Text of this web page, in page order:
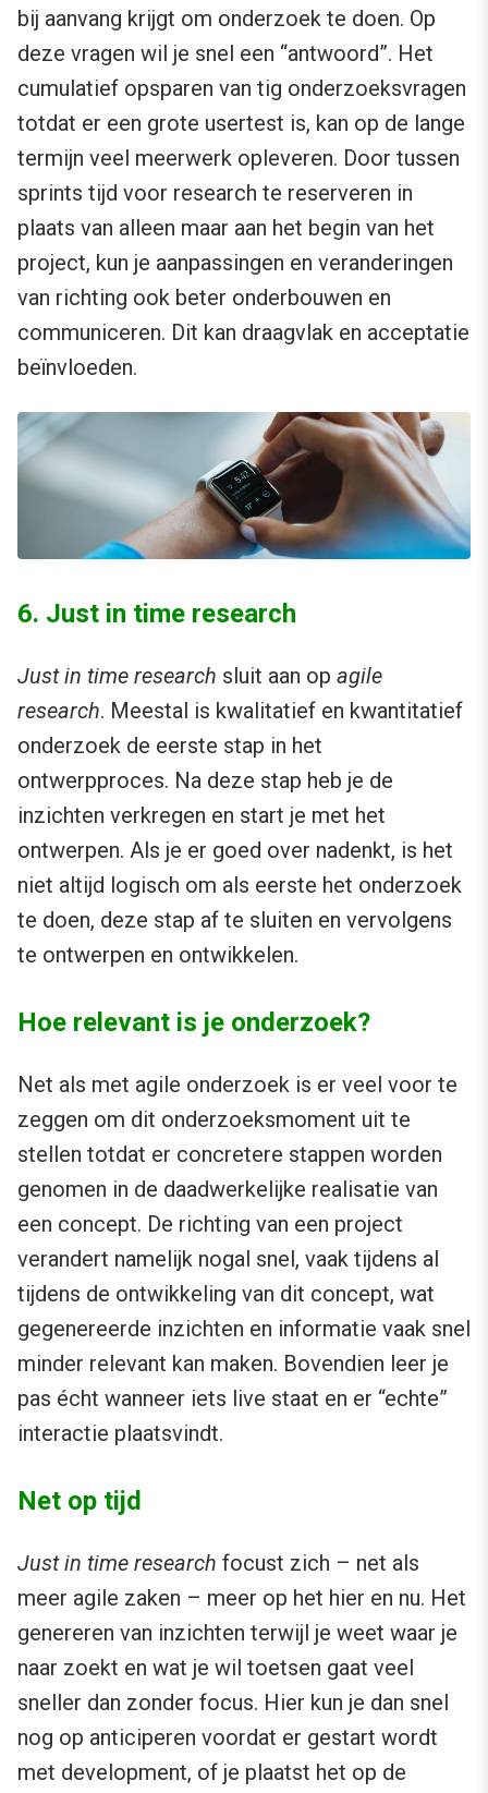
bij aanvang krijgt om onderzoek te doen. Op
deze vragen wil je snel een “antwoord”. Het
cumulatief opsparen van tig onderzoeksvragen
totdat er een grote usertest is, kan op de lange
termijn veel meerwerk opleveren. Door tussen
sprints tijd voor research te reserveren in
plaats van alleen maar aan het begin van het
project, kun je aanpassingen en veranderingen
van richting ook beter onderbouwen en
communiceren. Dit kan draagvlak en acceptatie
beïnvloeden.
6. Just in time research
Just in time research sluit aan op agile
research. Meestal is kwalitatief en kwantitatief
onderzoek de eerste stap in het
ontwerpproces. Na deze stap heb je de
inzichten verkregen en start je met het
ontwerpen. Als je er goed over nadenkt, is het
niet altijd logisch om als eerste het onderzoek
te doen, deze stap af te sluiten en vervolgens
te ontwerpen en ontwikkelen.
Hoe relevant is je onderzoek?
Net als met agile onderzoek is er veel voor te
zeggen om dit onderzoeksmoment uit te
stellen totdat er concretere stappen worden
genomen in de daadwerkelijke realisatie van
een concept. De richting van een project
verandert namelijk nogal snel, vaak tijdens al
tijdens de ontwikkeling van dit concept, wat
gegenereerde inzichten en informatie vaak snel
minder relevant kan maken. Bovendien leer je
pas écht wanneer iets live staat en er “echte”
interactie plaatsvindt.
Net op tijd
Just in time research focust zich – net als
meer agile zaken – meer op het hier en nu. Het
genereren van inzichten terwijl je weet waar je
naar zoekt en wat je wil toetsen gaat veel
sneller dan zonder focus. Hier kun je dan snel
nog op anticiperen voordat er gestart wordt
met development, of je plaatst het op de